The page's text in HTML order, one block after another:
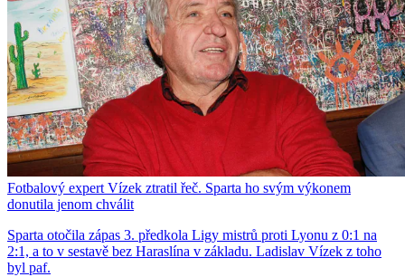
Fotbalový expert Vízek ztratil řeč. Sparta ho svým výkonem
donutila jenom chválit
Sparta otočila zápas 3. předkola Ligy mistrů proti Lyonu z 0:1 na
2:1, a to v sestavě bez Haraslína v základu. Ladislav Vízek z toho
byl paf.